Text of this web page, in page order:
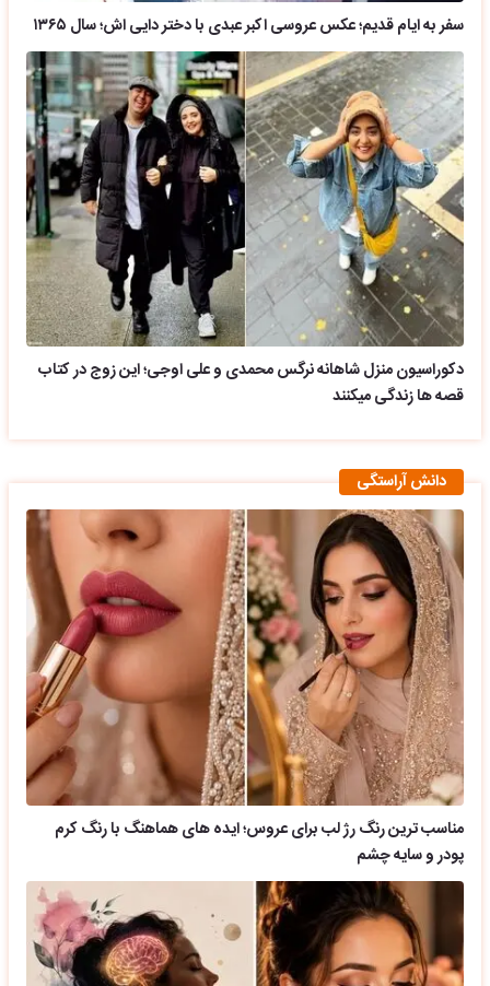
سفر به ایام قدیم؛ عکس عروسی اکبر عبدی با دختر دایی اش؛ سال ۱۳۶۵
دکوراسیون منزل شاهانه نرگس محمدی و علی اوجی؛ این زوج در کتاب
قصه ها زندگی میکنند
دانش آراستگی
مناسب ترین رنگ رژ لب برای عروس؛ ایده های هماهنگ با رنگ کرم
پودر و سایه چشم